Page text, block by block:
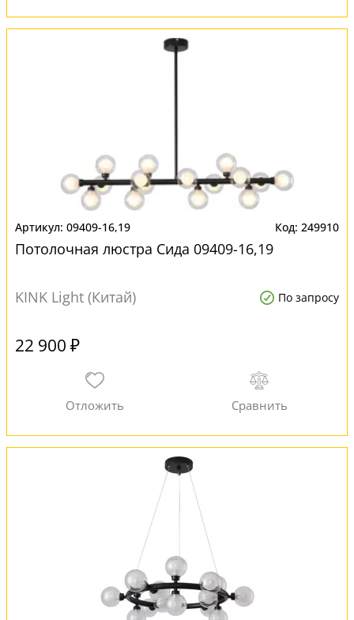
09409-16,19 249910
Потолочная люстра Сида 09409-16,19
KINK Light (Китай) По запросу
22 900 ₽